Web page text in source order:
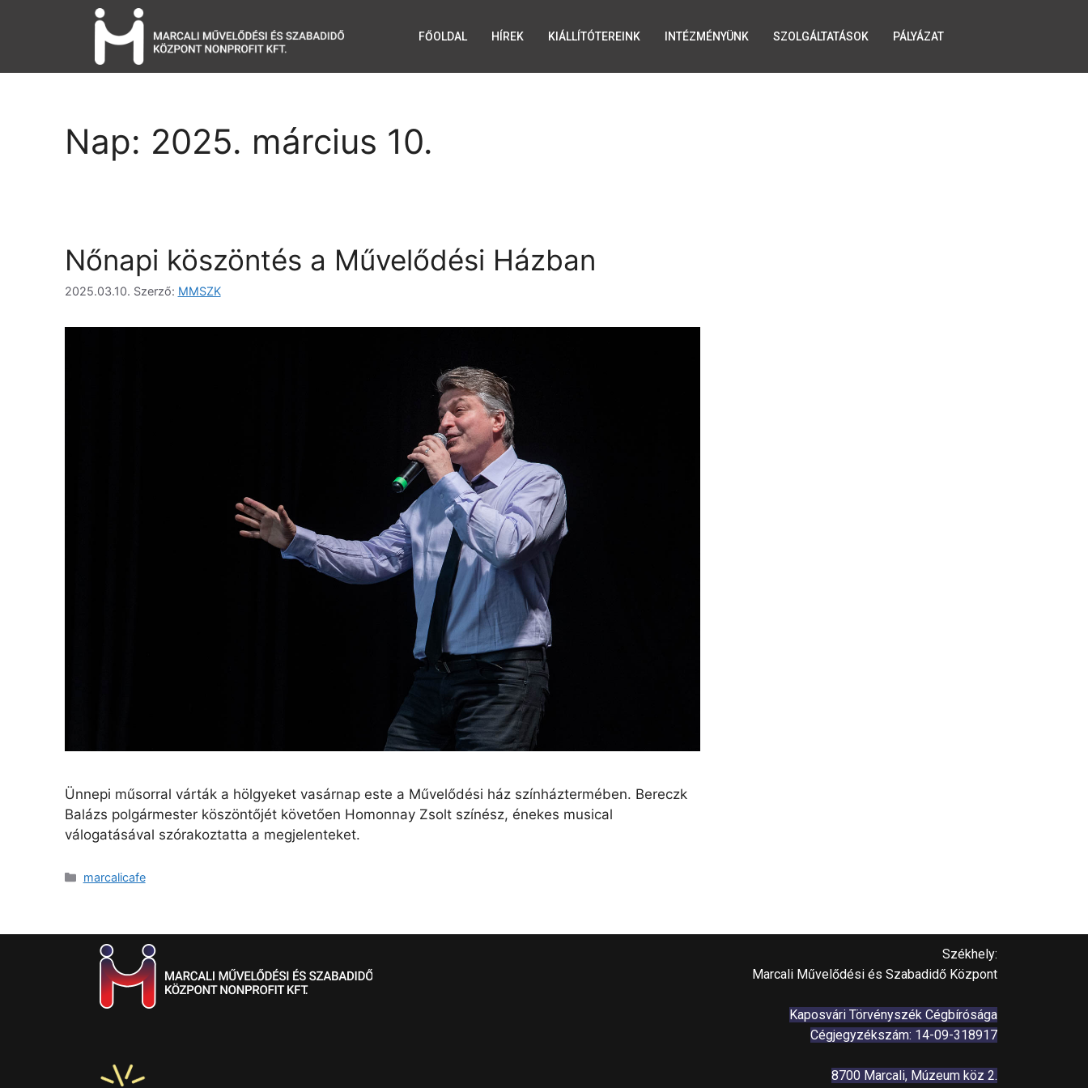
FŐOLDAL HÍREK KIÁLLÍTÓTEREINK INTÉZMÉNYÜNK SZOLGÁLTATÁSOK PÁLYÁZAT
Nap: 2025. március 10.
Nőnapi köszöntés a Művelődési Házban
2025.03.10. Szerző: MMSZK
Ünnepi műsorral várták a hölgyeket vasárnap este a Művelődési ház színháztermében. Bereczk
Balázs polgármester köszöntőjét követően Homonnay Zsolt színész, énekes musical
válogatásával szórakoztatta a megjelenteket.
marcalicafe
Székhely:
Marcali Művelődési és Szabadidő Központ
Kaposvári Törvényszék Cégbírósága
Cégjegyzékszám: 14-09-318917
8700 Marcali, Múzeum köz 2.